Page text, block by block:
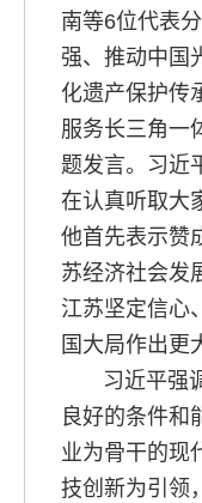
南等6位代表
强、推动中国
化遗产保护传
服务长三角一
题发言。习近
在认真听取大
他首先表示赞
苏经济社会发
江苏坚定信心
国大局作出更
习近平强调
良好的条件和
业为骨干的现
技创新为引领